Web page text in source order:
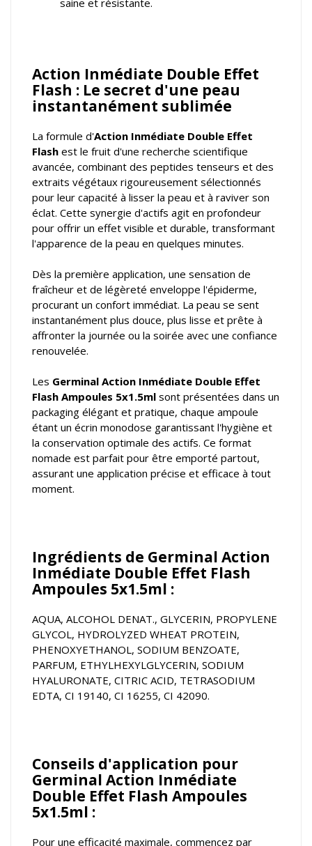
Action Inmédiate Double Effet
Flash : Le secret d'une peau
instantanément sublimée
La formule d'Action Inmédiate Double Effet
Flash est le fruit d'une recherche scientifique
avancée, combinant des peptides tenseurs et des
extraits végétaux rigoureusement sélectionnés
pour leur capacité à lisser la peau et à raviver son
éclat. Cette synergie d'actifs agit en profondeur
pour offrir un effet visible et durable, transformant
l'apparence de la peau en quelques minutes.
Dès la première application, une sensation de
fraîcheur et de légèreté enveloppe l'épiderme,
procurant un confort immédiat. La peau se sent
instantanément plus douce, plus lisse et prête à
affronter la journée ou la soirée avec une confiance
renouvelée.
Les Germinal Action Inmédiate Double Effet
Flash Ampoules 5x1.5ml sont présentées dans un
packaging élégant et pratique, chaque ampoule
étant un écrin monodose garantissant l'hygiène et
la conservation optimale des actifs. Ce format
nomade est parfait pour être emporté partout,
assurant une application précise et efficace à tout
moment.
Ingrédients de Germinal Action
Inmédiate Double Effet Flash
Ampoules 5x1.5ml :
AQUA, ALCOHOL DENAT., GLYCERIN, PROPYLENE
GLYCOL, HYDROLYZED WHEAT PROTEIN,
PHENOXYETHANOL, SODIUM BENZOATE,
PARFUM, ETHYLHEXYLGLYCERIN, SODIUM
HYALURONATE, CITRIC ACID, TETRASODIUM
EDTA, CI 19140, CI 16255, CI 42090.
Conseils d'application pour
Germinal Action Inmédiate
Double Effet Flash Ampoules
5x1.5ml :
Pour une efficacité maximale, commencez par